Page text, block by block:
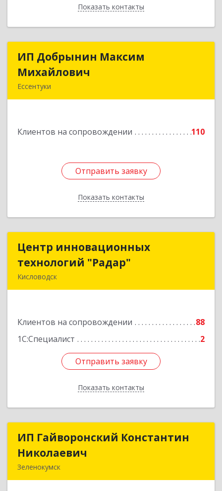
Показать контакты
Назад
ИП Добрынин Максим
Михайлович
Ессентуки
Клиентов на сопровождении 110
Отправить заявку
Показать контакты
ИП Добрынин Максим
Подробнее
Отправить заявку
Назад
Центр инновационных
технологий "Радар"
Кисловодск
Клиентов на сопровождении
88
1С:Специалист
2
Отправить заявку
Показать контакты
Центр инновационных
технологий "Радар"
Подробнее
Отправить заявку
Назад
ИП Гайворонский Константин
Николаевич
Зеленокумск
ИП Гайворонский Константин